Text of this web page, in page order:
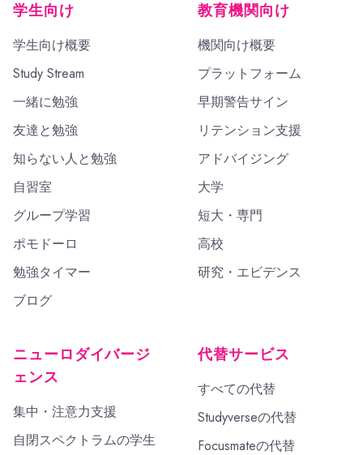
学生向け
学生向け概要
Study Stream
一緒に勉強
友達と勉強
知らない人と勉強
自習室
グループ学習
ポモドーロ
勉強タイマー
ブログ
教育機関向け
機関向け概要
プラットフォーム
早期警告サイン
リテンション支援
アドバイジング
大学
短大・専門
高校
研究・エビデンス
ニューロダイバージ
ェンス
集中・注意力支援
自閉スペクトラムの学生
代替サービス
すべての代替
Studyverseの代替
Focusmateの代替